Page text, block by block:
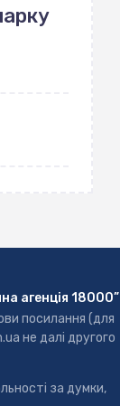
агенція 18000”
посилання (для
не далі другого
за думки,